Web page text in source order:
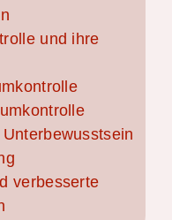
und ihre
verbesserte